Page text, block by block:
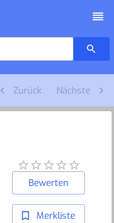
Zurück Nächste
Bewerten
Merkliste